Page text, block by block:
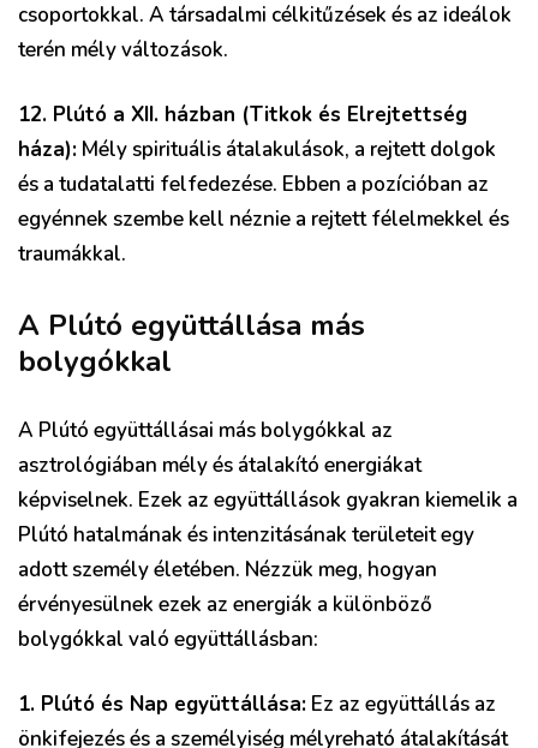
csoportokkal. A társadalmi célkitűzések és az ideálok
terén mély változások.
12. Plútó a XII. házban (Titkok és Elrejtettség
háza): Mély spirituális átalakulások, a rejtett dolgok
és a tudatalatti felfedezése. Ebben a pozícióban az
egyénnek szembe kell néznie a rejtett félelmekkel és
traumákkal.
A Plútó együttállása más
bolygókkal
A Plútó együttállásai más bolygókkal az
asztrológiában mély és átalakító energiákat
képviselnek. Ezek az együttállások gyakran kiemelik a
Plútó hatalmának és intenzitásának területeit egy
adott személy életében. Nézzük meg, hogyan
érvényesülnek ezek az energiák a különböző
bolygókkal való együttállásban:
1. Plútó és Nap együttállása: Ez az együttállás az
önkifejezés és a személyiség mélyreható átalakítását